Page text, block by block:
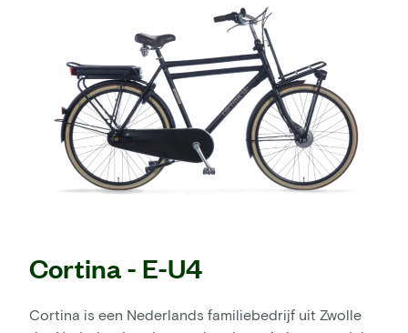
Cortina - E-U4
Cortina is een Nederlands familiebedrijf uit Zwolle